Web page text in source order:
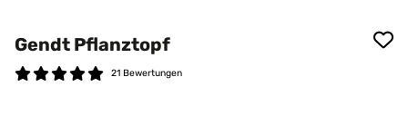
Gendt Pflanztopf
21 Bewertungen